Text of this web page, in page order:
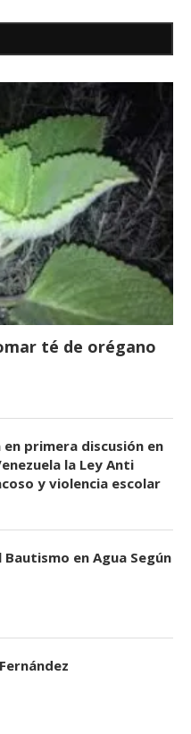
té de orégano
primera discusión en
la Ley Anti
y violencia escolar
Bautismo en Agua Según